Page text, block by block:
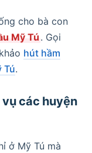
cho bà con
Mỹ Tú. Gọi
hút hầm
Tú.
các huyện
ở Mỹ Tú mà